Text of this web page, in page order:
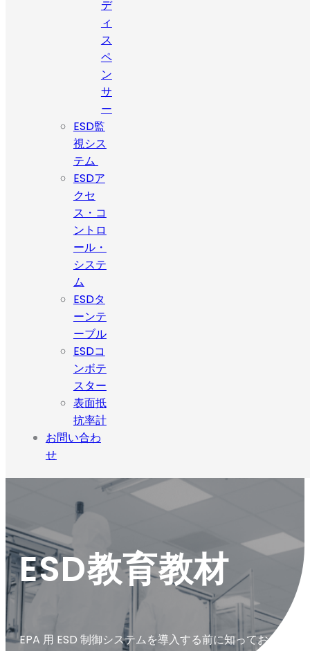
デ
ィ
ス
ペ
ン
サ
ー
ESD監
視シス
テム
ESDア
クセ
ス・コ
ントロ
ール・
システ
ム
ESDタ
ーンテ
ーブル
ESDコ
ンボテ
スター
表面抵
抗率計
お問い合わ
せ
ESD教育教材
EPA 用 ESD 制御システムを導入する前に知っておきた